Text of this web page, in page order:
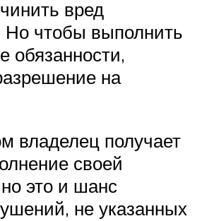
вред
Но чтобы выполнить
обязанности,
на
владелец получает
своей
это и шанс
не указанных